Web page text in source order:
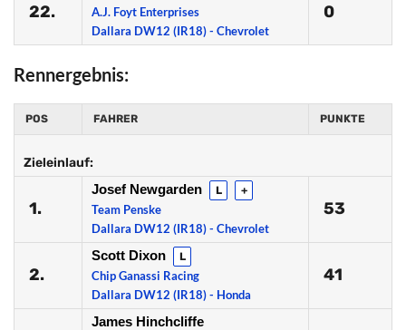
22.
A.J. Foyt Enterprises
Dallara DW12 (IR18) - Chevrolet
0
Rennergebnis:
POS FAHRER PUNKTE
Zieleinlauf:
1.
Josef Newgarden L +
Team Penske
Dallara DW12 (IR18) - Chevrolet
53
2.
Scott Dixon L
Chip Ganassi Racing
Dallara DW12 (IR18) - Honda
41
James Hinchcliffe